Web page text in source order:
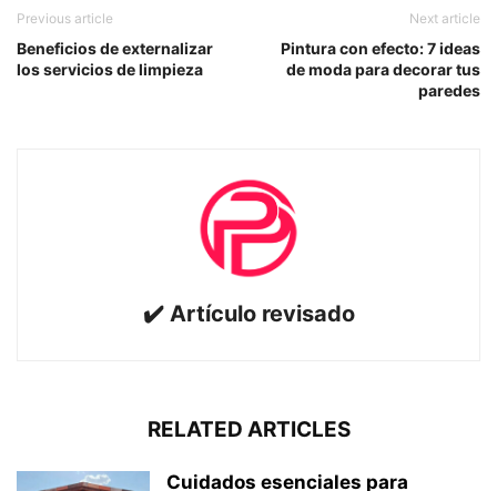
Previous article
Beneficios de externalizar
los servicios de limpieza
Next article
Pintura con efecto: 7 ideas
de moda para decorar tus
paredes
✔️ Artículo revisado
RELATED ARTICLES
Cuidados esenciales para